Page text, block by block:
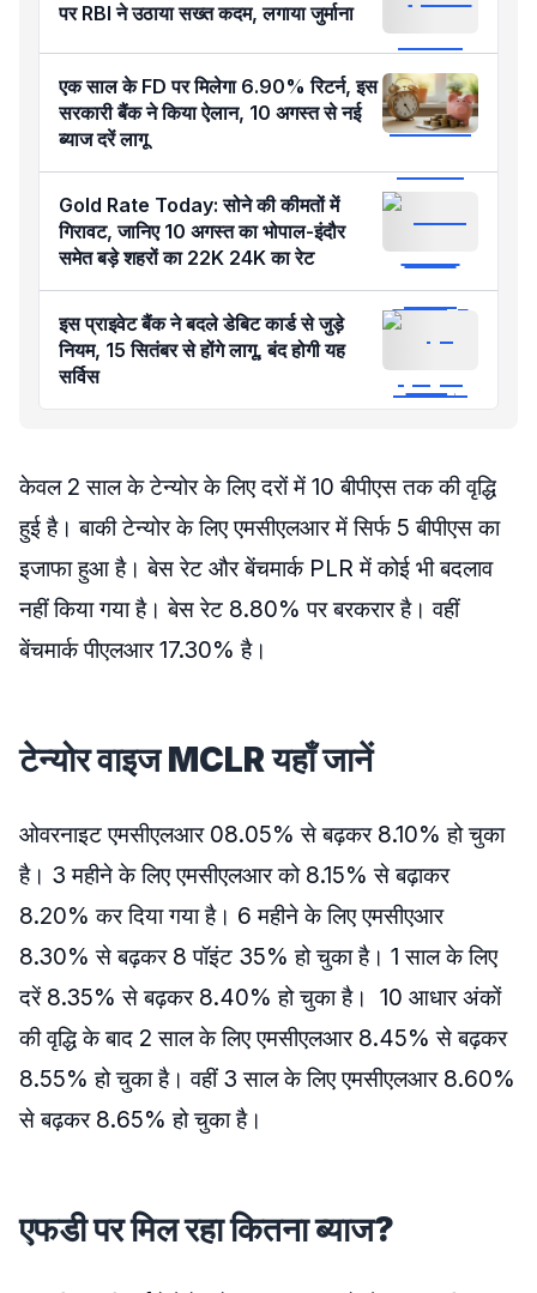
पर RBI ने उठाया सख्त कदम, लगाया जुर्माना
एक साल के FD पर मिलेगा 6.90% रिटर्न, इस
सरकारी बैंक ने किया ऐलान, 10 अगस्त से नई
ब्याज दरें लागू
Gold Rate Today: सोने की कीमतों में
गिरावट, जानिए 10 अगस्त का भोपाल-इंदौर
समेत बड़े शहरों का 22K 24K का रेट
इस प्राइवेट बैंक ने बदले डेबिट कार्ड से जुड़े
नियम, 15 सितंबर से होंगे लागू, बंद होगी यह
सर्विस
केवल 2 साल के टेन्योर के लिए दरों में 10 बीपीएस तक की वृद्धि
हुई है। बाकी टेन्योर के लिए एमसीएलआर में सिर्फ 5 बीपीएस का
इजाफा हुआ है। बेस रेट और बेंचमार्क PLR में कोई भी बदलाव
नहीं किया गया है। बेस रेट 8.80% पर बरकरार है। वहीं
बेंचमार्क पीएलआर 17.30% है।
टेन्योर वाइज MCLR यहाँ जानें
ओवरनाइट एमसीएलआर 08.05% से बढ़कर 8.10% हो चुका
है। 3 महीने के लिए एमसीएलआर को 8.15% से बढ़ाकर
8.20% कर दिया गया है। 6 महीने के लिए एमसीएआर
8.30% से बढ़कर 8 पॉइंट 35% हो चुका है। 1 साल के लिए
दरें 8.35% से बढ़कर 8.40% हो चुका है। 10 आधार अंकों
की वृद्धि के बाद 2 साल के लिए एमसीएलआर 8.45% से बढ़कर
8.55% हो चुका है। वहीं 3 साल के लिए एमसीएलआर 8.60%
से बढ़कर 8.65% हो चुका है।
एफडी पर मिल रहा कितना ब्याज?